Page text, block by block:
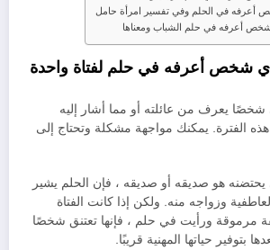
أعرفه في الحلم وفي تفسير امرأة حامل
شخص أعرفه في حلم الشباب ومعناها
شخص أعرفه في حلم لفتاة واحدة
شخصًا يعرف من عائلته أو مما أشار إليه
هذه الفترة. يمكنك مواجهة مشكلة وتحتاج إلى
هو صديقه أو صديقه ، فإن الحلم يشير
وزواجه منه. ولكن إذا كانت الفتاة
مرموقة ورأيت في حلم ، فإنها تعتنق شخصًا
بتوفير حياتها المهنية قريبًا.